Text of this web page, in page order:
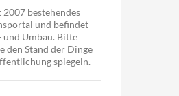
bestehendes
und befindet
und Umbau. Bitte
den Stand der Dinge
spiegeln.